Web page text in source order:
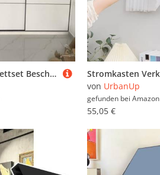
Schiebetür Komplettset Beschlagsatz für Scheunentore mit Sanftem Schließmechanismus, Schiebetürschiene für Einzelne Schiebetüren, Leises Scheunentor-Set(Silver,100cm/39.4in)
von UrbanUp
gefunden bei Amazon
55,05 €